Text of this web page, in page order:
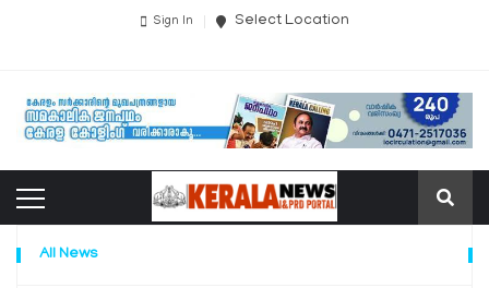
Sign In Select Location
All News